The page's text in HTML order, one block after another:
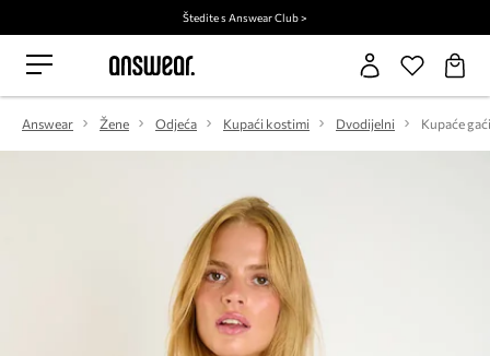
Štedite s Answear Club >
Answear Žene Odjeća Kupaći kostimi Dvodijelni